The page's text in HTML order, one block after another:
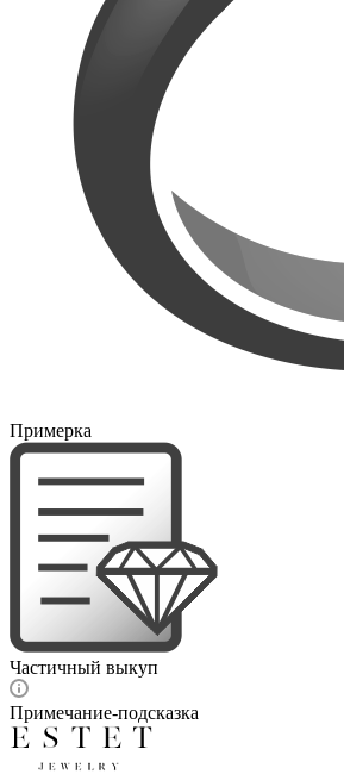
Примерка
Частичный выкуп
Примечание-подсказка